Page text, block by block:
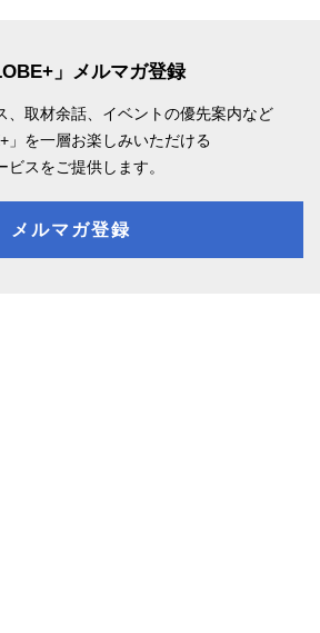
」メルマガ登録
取材余話、 イベントの優先案内など
」を一層お楽しみいただける
ビスをご提供します。
メルマガ登録